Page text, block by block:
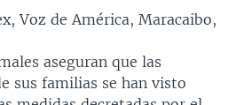
Voz de América, Maracaibo,
aseguran que las
sus familias se han visto